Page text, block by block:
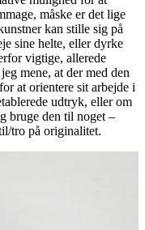
måske er det lige
kan stille sig på
sine helte, eller dyrke
vigtige, allerede
mene, at der med den
at orientere sit arbejde i
udtryk, eller om
bruge den til noget –
tro på originalitet.